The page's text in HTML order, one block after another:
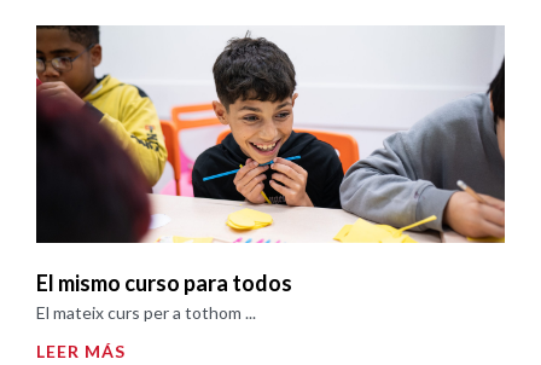
El mismo curso para todos
El mateix curs per a tothom ...
LEER MÁS